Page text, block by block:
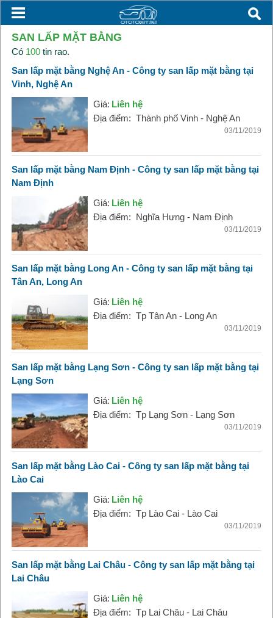
SAN LẤP MẶT BẰNG
Có 100tin rao.
San lấp mặt bằng Nghệ An - Công ty san lấp mặt bằng tại
Vinh, Nghệ An
Giá: Liên hệ
Địa điểm: Thành phố Vinh - Nghệ An
03/11/2019
San lấp mặt bằng Nam Định - Công ty san lấp mặt bằng tại
Nam Định
Giá: Liên hệ
Địa điểm: Nghĩa Hưng - Nam Định
03/11/2019
San lấp mặt bằng Long An - Công ty san lấp mặt bằng tại
Tân An, Long An
Giá: Liên hệ
Địa điểm: Tp Tân An - Long An
03/11/2019
San lấp mặt bằng Lạng Sơn - Công ty san lấp mặt bằng tại
Lạng Sơn
Giá: Liên hệ
Địa điểm: Tp Lạng Sơn - Lạng Sơn
03/11/2019
San lấp mặt bằng Lào Cai - Công ty san lấp mặt bằng tại
Lào Cai
Giá: Liên hệ
Địa điểm: Tp Lào Cai - Lào Cai
03/11/2019
San lấp mặt bằng Lai Châu - Công ty san lấp mặt bằng tại
Lai Châu
Giá: Liên hệ
Địa điểm: Tp Lai Châu - Lai Châu